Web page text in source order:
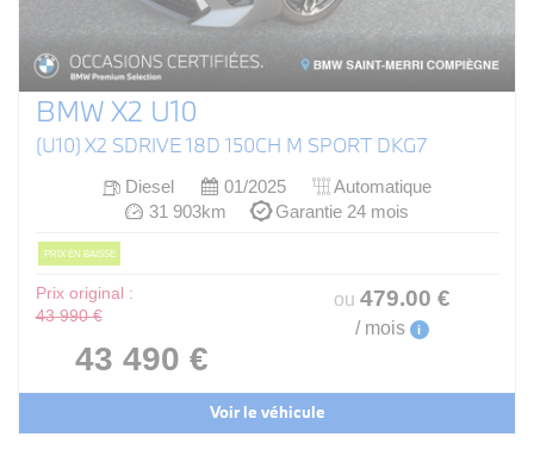
BMW X2 U10
(U10) X2 SDRIVE 18D 150CH M SPORT DKG7
Diesel 01/2025
Automatique
31 903km
Garantie 24 mois
PRIX EN BAISSE
Prix original :
43 990 €
43 490 €
ou 479.00 €
/ mois i
Voir le véhicule